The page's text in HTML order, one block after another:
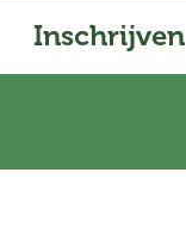
Inschrijven